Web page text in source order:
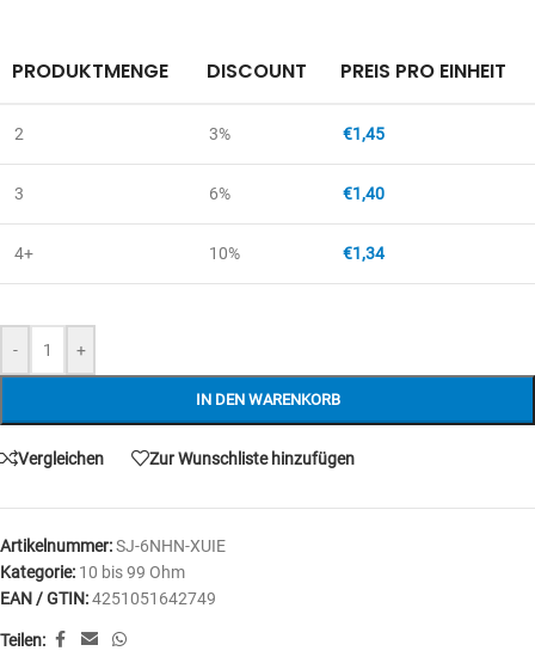
- +
IN DEN WARENKORB
PRODUKTMENGE DISCOUNT PREIS PRO EINHEIT
2 3% €1,45
3 6% €1,40
4+ 10% €1,34
Vergleichen Zur Wunschliste hinzufügen
Artikelnummer:SJ-6NHN-XUIE
Kategorie: 10 bis 99 Ohm
EAN / GTIN:4251051642749
Teilen: